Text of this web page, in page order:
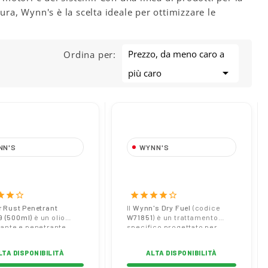
Wynn's è la scelta ideale per ottimizzare le
Ordina per:
Prezzo, da meno caro a
più caro

W56479,
starstar_border
Rust Penetrant
(500ml) è un olio
e penetrante
parti bloccate
o corrosione,
DISPONIBILITÀ
WYNN'S
325 ml Codice W71851
starstarstarstarstar_border
Il Wynn's Dry Fuel (codice
W71851) è un trattamento
specifico progettato per
di alimentazione di motori
benzina, diesel e ibridi.
ALTA DISPONIBILITÀ